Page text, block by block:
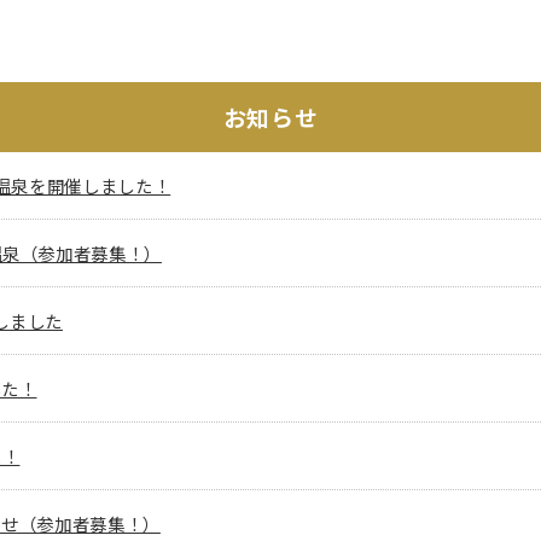
お知らせ
を開催しました！
（参加者募集！）
ました
！
（参加者募集！）